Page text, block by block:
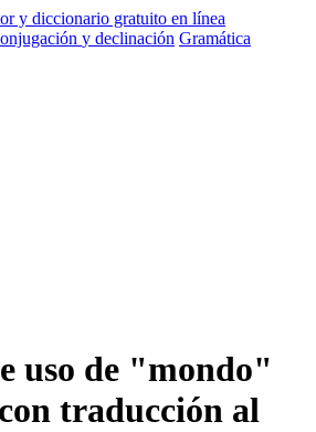
y declinación Gramática
uso de "mondo"
traducción al